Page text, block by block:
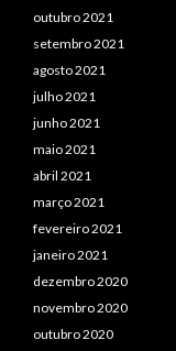
outubro 2021
setembro 2021
agosto 2021
julho 2021
junho 2021
maio 2021
abril 2021
março 2021
fevereiro 2021
janeiro 2021
dezembro 2020
novembro 2020
outubro 2020